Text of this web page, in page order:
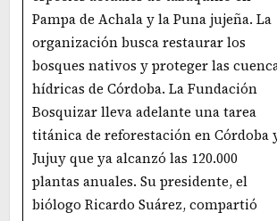
Pampa de Achala y la Puna jujeña. La
organización busca restaurar los
bosques nativos y proteger las
hídricas de Córdoba. La Fundación
Bosquizar lleva adelante una tarea
titánica de reforestación en Córdoba
Jujuy que ya alcanzó las 120.000
plantas anuales. Su presidente, el
biólogo Ricardo Suárez, compartió